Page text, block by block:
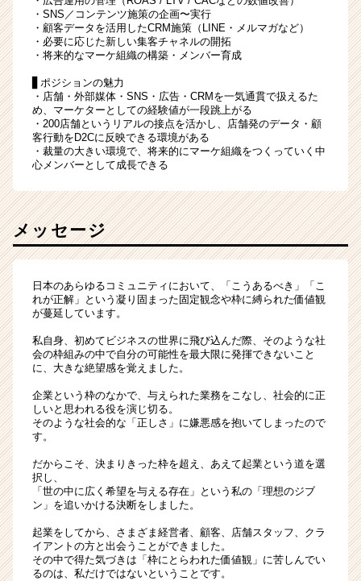
・SNS／コンテンツ施策の企画〜実行
・顧客データを活用したCRM施策（LINE・メルマガなど）
・必要に応じた新しい集客チャネルの開拓
・将来的なマーケ組織の構築・メンバー育成
▋ポジションの魅力
・店舗・外部媒体・SNS・広告・CRMを一気通貫で扱えるた
め、マーケターとしての経験値が一段跳上がる
・200店舗というリアルの接点を活かし、店舗発のデータ・顧
客行動をD2Cに反映できる環境がある
・裁量の大きい環境で、将来的にマーケ組織をつくっていく中
心メンバーとして成長できる
メッセージ
日本のあらゆるコミュニティにおいて、「こうあるべき」「こ
れが正解」という凝り固まった固定観念や枠に縛られた価値観
が蔓延しています。
私自身、初めてビジネスの世界に飛び込んだ際、そのような社
会の枠組みの中で自分の可能性を最大限に発揮できないこと
に、大きな絶望感を覚えました。
企業という枠のなかで、与えられた業務をこなし、社会的に正
しいと思われる役を演じ切る。
そのような社会的な「正しさ」に嫌悪感を抱いてしまったので
す。
だからこそ、決まりきった枠を超え、あえて起業という道を選
択し、
「世の中に広く希望を与える存在」という私の「理想のジブ
ン」を追いかける決断をしました。
起業をしてから、さまざま経営者、顧客、店舗スタッフ、クラ
イアントの方と出会うことができました。
その中で得た気づきは「枠にとらわれた価値観」に苦しんでい
るのは、私だけではないということです。